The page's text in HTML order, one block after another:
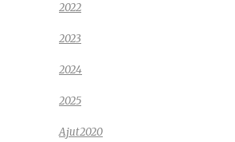
2022
2023
2024
2025
Ajut2020